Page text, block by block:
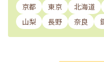
京都 東京 北海道
山梨
長野 奈良